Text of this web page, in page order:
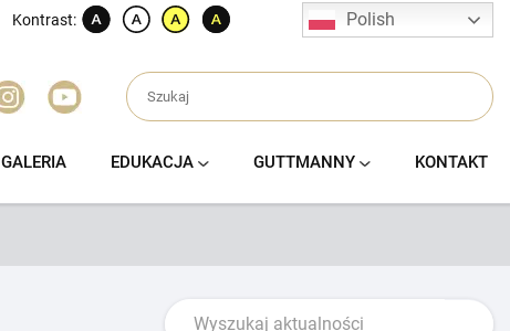
Kontrast: Polish
GALERIA EDUKACJA GUTTMANNY KONTAKT